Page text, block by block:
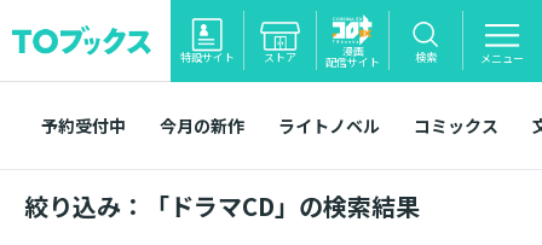
特設サイト ストア 漫画
配信サイト 検索 メニュー
予約受付中 今月の新作 ライトノベル コミックス
絞り込み：「ドラマCD」の検索結果